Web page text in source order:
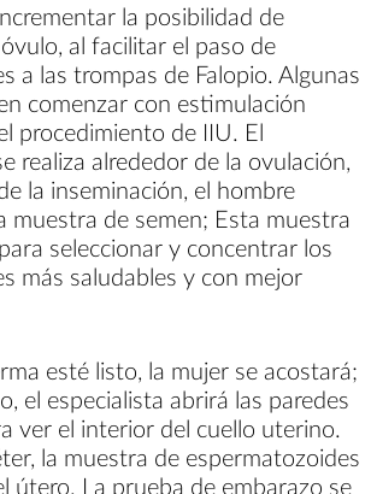
la posibilidad de
al facilitar el paso de
a las trompas de Falopio. Algunas
comenzar con estimulación
procedimiento de IIU. El
realiza alrededor de la ovulación,
la inseminación, el hombre
muestra de semen; Esta muestra
seleccionar y concentrar los
más saludables y con mejor
esté listo, la mujer se acostará;
el especialista abrirá las paredes
ver el interior del cuello uterino.
la muestra de espermatozoides
útero. La prueba de embarazo se